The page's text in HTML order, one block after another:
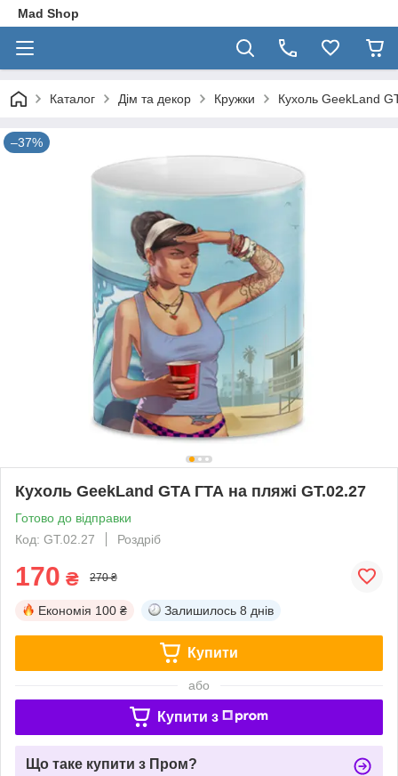
Mad Shop
Каталог Дім та декор Кружки Кухоль GeekLand
–37%
Кухоль GeekLand GTA ГТА на пляжі GT.02.27
Готово до відправки
Код: GT.02.27
Роздріб
170 ₴ 270 ₴
Економія 100 ₴ Залишилось 8 днів
Купити
або
Купити з
Що таке купити з Пром?